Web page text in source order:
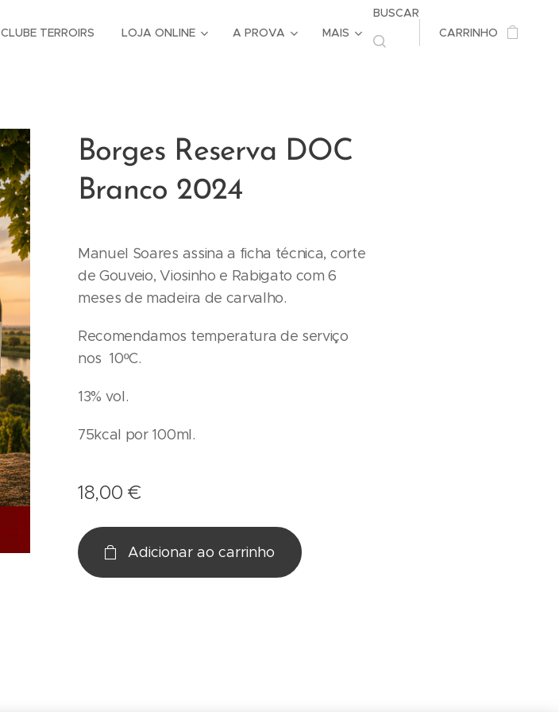
CLUBE TERROIRS LOJA ONLINE A PROVA MAIS
BUSCAR
CARRINHO
Borges Reserva DOC
Branco 2024
Manuel Soares assina a ficha técnica, corte
de Gouveio, Viosinho e Rabigato com 6
meses de madeira de carvalho.
Recomendamos temperatura de serviço
nos 10ºC.
13% vol.
75kcal por 100ml.
18,00 €
Adicionar ao carrinho